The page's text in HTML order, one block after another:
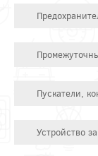
Пускатели,
Устройство